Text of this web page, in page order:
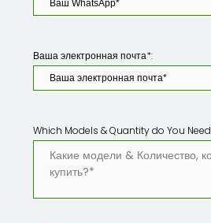
Ваша электронная почта*:
Which Models & Quantity do You